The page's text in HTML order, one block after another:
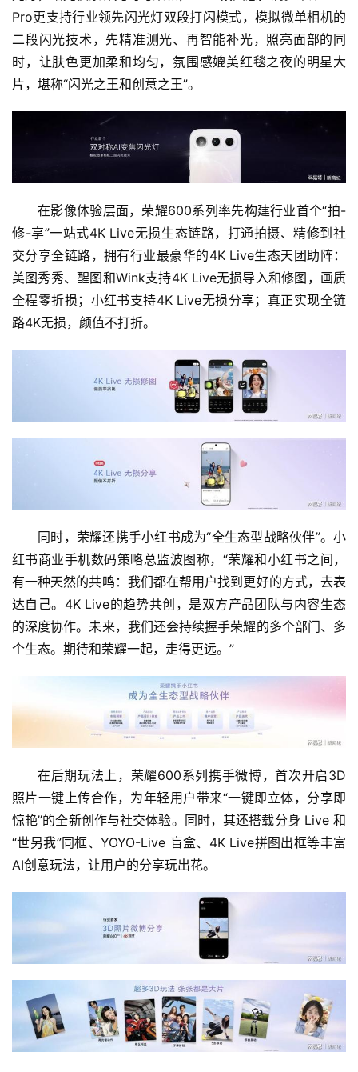
新
商
业
工
智
能
A
I
Pro更支持行业领先闪光灯双段打闪模式，模拟微单相机的
二段闪光技术，先精准测光、再智能补光，照亮面部的同
时，让肤色更加柔和均匀，氛围感媲美红毯之夜的明星大
片，堪称“闪光之王和创意之王”。
在影像体验层面，荣耀600系列率先构建行业首个“拍-
修-享”一站式4K Live无损生态链路，打通拍摄、精修到社
交分享全链路，拥有行业最豪华的4K Live生态天团助阵：
美图秀秀、醒图和Wink支持4K Live无损导入和修图，画质
全程零折损；小红书支持4K Live无损分享；真正实现全链
路4K无损，颜值不打折。
同时，荣耀还携手小红书成为“全生态型战略伙伴”。小
红书商业手机数码策略总监波图称，“荣耀和小红书之间，
有一种天然的共鸣：我们都在帮用户找到更好的方式，去表
达自己。4K Live的趋势共创，是双方产品团队与内容生态
的深度协作。未来，我们还会持续握手荣耀的多个部门、多
个生态。期待和荣耀一起，走得更远。”
在后期玩法上，荣耀600系列携手微博，首次开启3D
照片一键上传合作，为年轻用户带来“一键即立体，分享即
惊艳”的全新创作与社交体验。同时，其还搭载分身 Live 和
“世另我”同框、YOYO-Live 盲盒、4K Live拼图出框等丰富
AI创意玩法，让用户的分享玩出花。